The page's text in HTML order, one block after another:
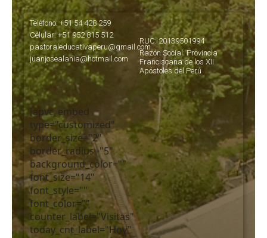
Teléfono: +51 54 428 259
Célular: +51 952 815 512
pastoraleducativaperu@gmail.com
juanjosealania@hotmail.com
RUC: 20139501994
Razón Social: Provincia
Franciscana de los XII
Apóstoles del Perú
[apvc_embed
type="customized"
border_size="2"
border_radius="5"
background_color=""
font_size="14"
font_style=""
font_color=""
counter_label="Visitas"
today_cnt_label="Hoy"